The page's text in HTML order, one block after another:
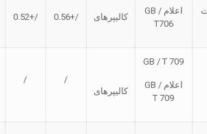
اعلام GB /
T706
کالیپرهای /+0.56
/+0.52
GB / T 709
اعلام GB /
T 709
کالیپرهای
/
/